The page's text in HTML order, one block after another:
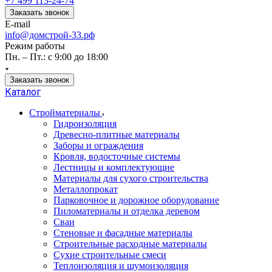
Заказать звонок
E-mail
info@домстрой-33.рф
Режим работы
Пн. – Пт.: с 9:00 до 18:00
Заказать звонок
Каталог
Стройматериалы
Гидроизоляция
Древесно-плитные материалы
Заборы и ограждения
Кровля, водосточные системы
Лестницы и комплектующие
Материалы для сухого строительства
Металлопрокат
Парковочное и дорожное оборудование
Пиломатериалы и отделка деревом
Сваи
Стеновые и фасадные материалы
Строительные расходные материалы
Сухие строительные смеси
Теплоизоляция и шумоизоляция